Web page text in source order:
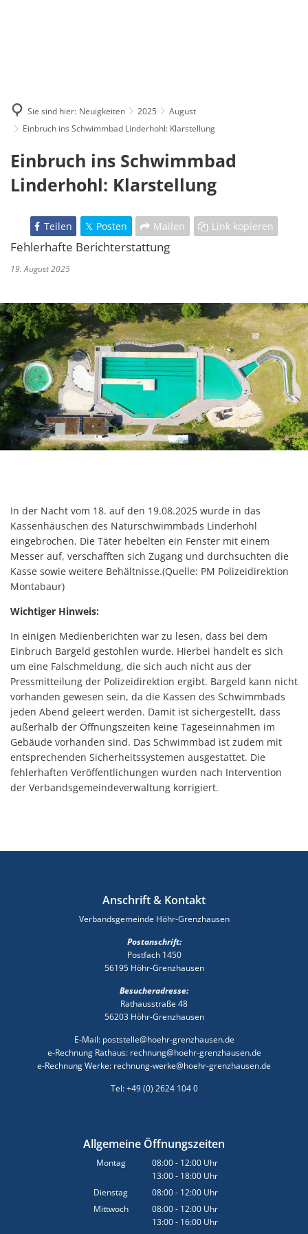
Sie sind hier: Neuigkeiten 2025
August
Einbruch ins Schwimmbad Linderhohl: Klarstellung
Einbruch ins Schwimmbad
Linderhohl: Klarstellung
Teilen Posten Mailen Link kopieren
Fehlerhafte Berichterstattung
19. August 2025
In der Nacht vom 18. auf den 19.08.2025 wurde in das
Kassenhäuschen des Naturschwimmbads Linderhohl
eingebrochen. Die Täter hebelten ein Fenster mit einem
Messer auf, verschafften sich Zugang und durchsuchten die
Kasse sowie weitere Behältnisse.(Quelle: PM Polizeidirektion
Montabaur)
Wichtiger Hinweis:
In einigen Medienberichten war zu lesen, dass bei dem
Einbruch Bargeld gestohlen wurde. Hierbei handelt es sich
um eine Falschmeldung, die sich auch nicht aus der
Pressmitteilung der Polizeidirektion ergibt. Bargeld kann nicht
vorhanden gewesen sein, da die Kassen des Schwimmbads
jeden Abend geleert werden. Damit ist sichergestellt, dass
außerhalb der Öffnungszeiten keine Tageseinnahmen im
Gebäude vorhanden sind. Das Schwimmbad ist zudem mit
entsprechenden Sicherheitssystemen ausgestattet. Die
fehlerhaften Veröffentlichungen wurden nach Intervention
der Verbandsgemeindeverwaltung korrigiert.
Anschrift & Kontakt
Verbandsgemeinde Höhr-Grenzhausen
Postanschrift:
Postfach 1450
56195 Höhr-Grenzhausen
Besucheradresse:
Rathausstraße 48
56203 Höhr-Grenzhausen
E-Mail: poststelle@hoehr-grenzhausen.de
e-Rechnung Rathaus: rechnung@hoehr-grenzhausen.de
e-Rechnung Werke: rechnung-werke@hoehr-grenzhausen.de
Tel: +49 (0) 2624 104 0
Allgemeine Öffnungszeiten
Montag 08:00- 12:00 Uhr
Von 08:00 bis 12:00 Uhr
13:00- 18:00 Uhr
Von 13:00 bis 18:00 Uhr
Dienstag 08:00- 12:00 Uhr
Von 08:00 bis 12:00 Uhr
Mittwoch 08:00- 12:00 Uhr
Von 08:00 bis 12:00 Uhr
13:00- 16:00 Uhr